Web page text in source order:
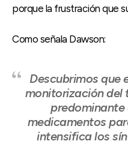
porque la frustración que
Como señala Dawson:
Descubrimos que
monitorización del
predominante
medicamentos
intensifica los